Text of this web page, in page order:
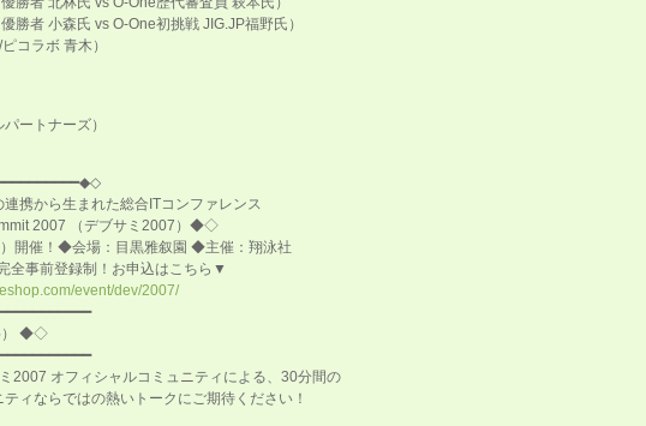
者 小森氏 vs O-One初挑戦 JIG.JP福野氏）
ラボ 青木）
ートナーズ）
ら生まれた総合ITコンファレンス
（デブサミ2007）◆◇
開催！◆会場：目黒雅叙園 ◆主催：翔泳社
前登録制！お申込はこちら▼
event/dev/2007/
） ◆◇
2007 オフィシャルコミュニティによる、30分間の
ィならではの熱いトークにご期待ください！